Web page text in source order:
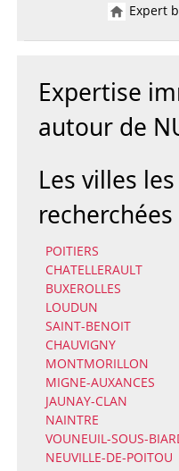
Expert
Expertise
autour de
Les villes
POITIERS
CHATELLERAULT
BUXEROLLES
LOUDUN
SAINT-BENOIT
CHAUVIGNY
MONTMORILLON
MIGNE-AUXANCES
JAUNAY-CLAN
NAINTRE
VOUNEUIL-SOUS-
NEUVILLE-DE-POITOU